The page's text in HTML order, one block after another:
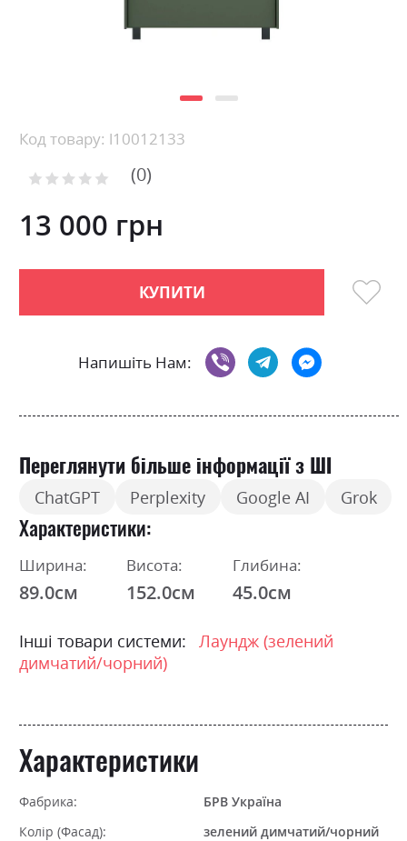
Skip
the
of
the
gallery
Код товару: l10012133
Рейтинг: 0
13 000 грн
КУПИТИ
Напишіть Нам:
Переглянути більше інформації з ШІ
ChatGPT Perplexity Google AI Grok
Характеристики
Ширина:
89.0см
Висота:
152.0см
Глибина:
45.0см
Інші товари системи:
Лаундж (зелений
димчатий/чорний)
Характеристики
Фабрика:
БРВ Україна
Колір (Фасад):
зелений димчатий/чорний